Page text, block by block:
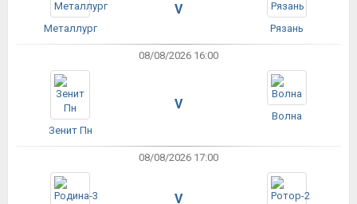
Металлург
V
Рязань
08/08/2026 16:00
Зенит Пн
V
Волна
08/08/2026 17:00
V